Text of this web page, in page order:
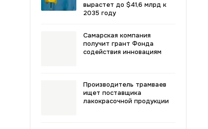
вырастет до $41,6 млрд к
2035 году
Самарская компания
получит грант Фонда
содействия инновациям
Производитель трамваев
ищет поставщика
лакокрасочной продукции